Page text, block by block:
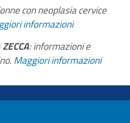
con neoplasia cervice
informazioni
: informazioni e
Maggiori informazioni